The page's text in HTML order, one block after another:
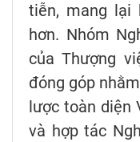
tiễn, mang lại
hơn. Nhóm
của Thượng
đóng góp
lược toàn diện
và hợp tác